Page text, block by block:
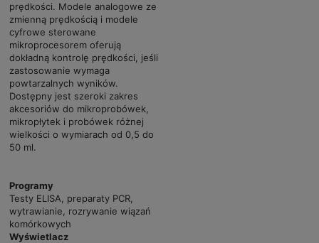
prędkości. Modele analogowe ze
zmienną prędkością i modele
cyfrowe sterowane
mikroprocesorem oferują
dokładną kontrolę prędkości, jeśli
zastosowanie wymaga
powtarzalnych wyników.
Dostępny jest szeroki zakres
akcesoriów do mikroprobówek,
mikropłytek i probówek różnej
wielkości o wymiarach od 0,5 do
50 ml.
Programy
Testy ELISA, preparaty PCR,
wytrawianie, rozrywanie wiązań
komórkowych
Wyświetlacz